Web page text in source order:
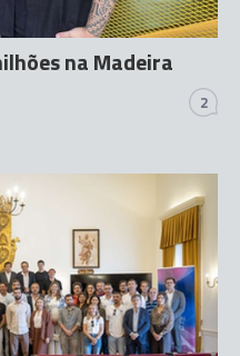
na Madeira
2